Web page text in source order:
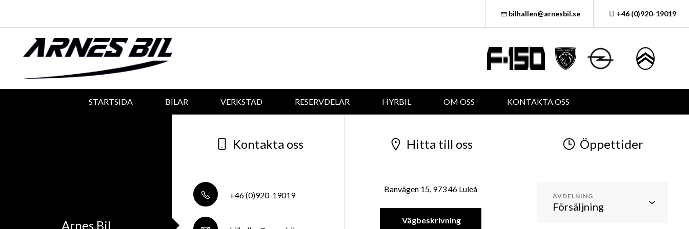
bilhallen@arnesbil.se +46 (0)920-19019
STARTSIDA BILAR VERKSTAD RESERVDELAR HYRBIL OM OSS KONTAKTA OSS
Arnes Bil
Kontakta oss
+46 (0)920-19019
Hitta till oss
Banvägen 15, 973 46 Luleå
Vägbeskrivning
Öppettider
AVDELNING